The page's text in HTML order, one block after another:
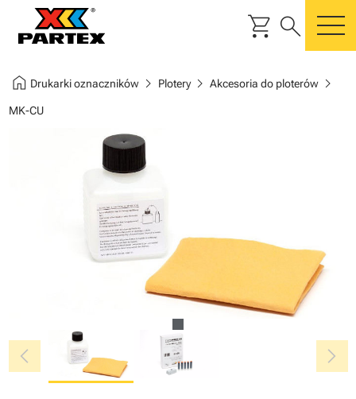
shopping_cart search
home Drukarki oznacznikówchevron_right Ploterychevron_right Akcesoria do ploterówchevron_right
MK-CU
chevron_left chevron_right